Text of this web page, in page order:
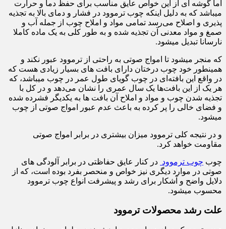
اما گوشه ای از این خواص عایق مناسب برای حفظ دما و حرارت
میباشد که به دلیل اینکه چوب ترموود در فشار و دمای بالا به تجذیه
پذیری و اصلاح می‌رسد تمامی مواد و املاح چوب از جمله آب و
صمغ و مواد معدنی آن تجذیه شده و به طور کلی به یک ماده کاملا
نارسانا تبدیل میشود.
که منجر میشود تا امواج صوتی به راحتی از ترموود عبور نکند و
همینطور خود چوب درختان دارای بافت های بسیار زیادی هست که
در واقع این بافته‌ای در چوب گویای طول عمر در چوب میباشد، که
هر یک از این بافت‌ها یک سال عمری را نشان می‌دهد و در کل با
تجذیه شدن چوب و مواد و املاح آن بافت ها به یکدیگر فشرده شده
و فضای خالی را پر کرده به باعث عدم عبور امواج صوتی از چوب
میشود.
و در نتیجه کلی ترموود میزان بیشتری در برابر امواج صوتی
مقاومت خواهد کرد.
چوب چوب ترموود در کنار عایق حفاظتی در برابر آلودگی های
صوتی در موارد دیگری نیز خواص و منحصر بفرد بوده است، که از
دلایل واضح و آشکار برای رشد و پیشرفت انواع چوب ترموود
محسوب میشود.
علت رشد محصولات ترموود